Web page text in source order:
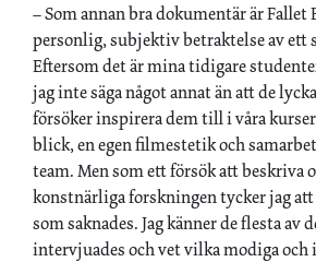
– Som annan bra dokumentär är Fallet
personlig, subjektiv betraktelse av ett
Eftersom det är mina tidigare
jag inte säga något annat än att de
försöker inspirera dem till i våra
blick, en egen filmestetik och
team. Men som ett försök att beskriva
konstnärliga forskningen tycker jag
som saknades. Jag känner de flesta av
intervjuades och vet vilka modiga och